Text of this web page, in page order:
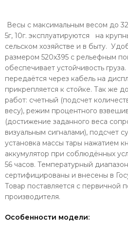
Весы с максимальным весом до
5г, 10г. эксплуатируются на
сельском хозяйстве и в быту.
размером 520х395 с рельефным
обеспечивает устойчивость
передаётся через кабель на
прикрепляется к стойке. Так же
работ: счетный (подсчет
весу), режим процентного
(достижение заданного веса
визуальным сигналами), подсчет
установка массы тары нажатием
аккумулятор при соблюдённых
56 часов. Температурный
сертифицированы и внесены в
Товар поставляется с первичной
производителя.
Особенности модели: